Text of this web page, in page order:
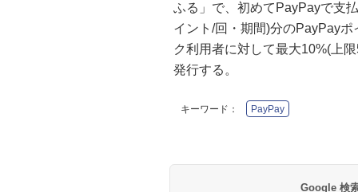
ふる」で、初めてPayPayで支
イント/回・期間)分のPayPay
ク利用者に対して最大10%(上
発行する。
キーワード： PayPay
Google 検